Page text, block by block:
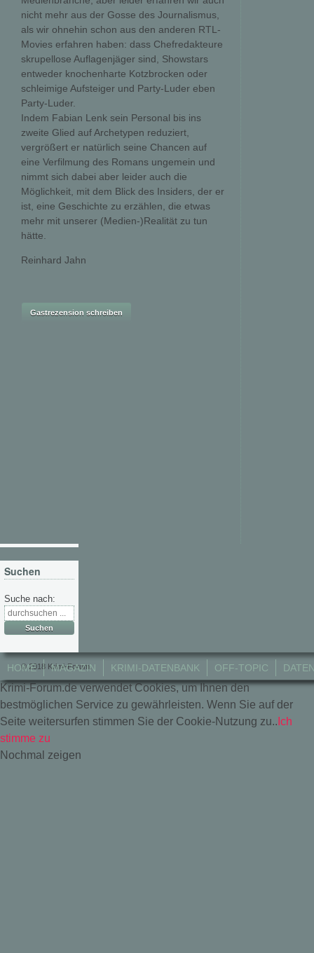
nicht mehr aus der Gosse des Journalismus,
als wir ohnehin schon aus den anderen RTL-
Movies erfahren haben: dass Chefredakteure
skrupellose Auflagenjäger sind, Showstars
entweder knochenharte Kotzbrocken oder
schleimige Aufsteiger und Party-Luder eben
Party-Luder.
Indem Fabian Lenk sein Personal bis ins
zweite Glied auf Archetypen reduziert,
vergrößert er natürlich seine Chancen auf
eine Verfilmung des Romans ungemein und
nimmt sich dabei aber leider auch die
Möglichkeit, mit dem Blick des Insiders, der er
ist, eine Geschichte zu erzählen, die etwas
mehr mit unserer (Medien-)Realität zu tun
hätte.
Reinhard Jahn
Suchen
Suche nach:
HOME MAGAZIN KRIMI-DATENBANK OFF-TOPIC
© 2018 Krimi-Forum.
Krimi-Forum.de verwendet Cookies, um Ihnen den
bestmöglichen Service zu gewährleisten. Wenn Sie auf der
Seite weitersurfen stimmen Sie der Cookie-Nutzung zu.. Ich
stimme zu
Nochmal zeigen